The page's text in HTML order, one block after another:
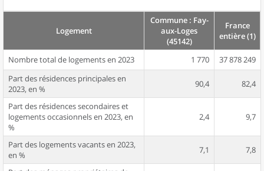
Logement
Commune : Fay-
aux-Loges
(45142)
France
entière (1)
Nombre total de logements en 2023 1 770
37 878 249
Part des résidences principales en
2023, en %
90,4 82,4
Part des résidences secondaires et
logements occasionnels en 2023, en
%
2,4 9,7
Part des logements vacants en 2023,
en %
7,1 7,8